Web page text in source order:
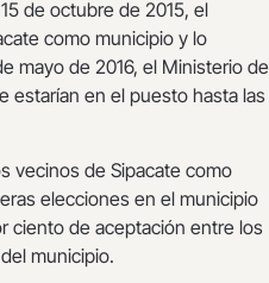
de octubre de 2015, el
como municipio y lo
mayo de 2016, el Ministerio de
estarían en el puesto hasta las
vecinos de Sipacate como
elecciones en el municipio
ciento de aceptación entre los
municipio.